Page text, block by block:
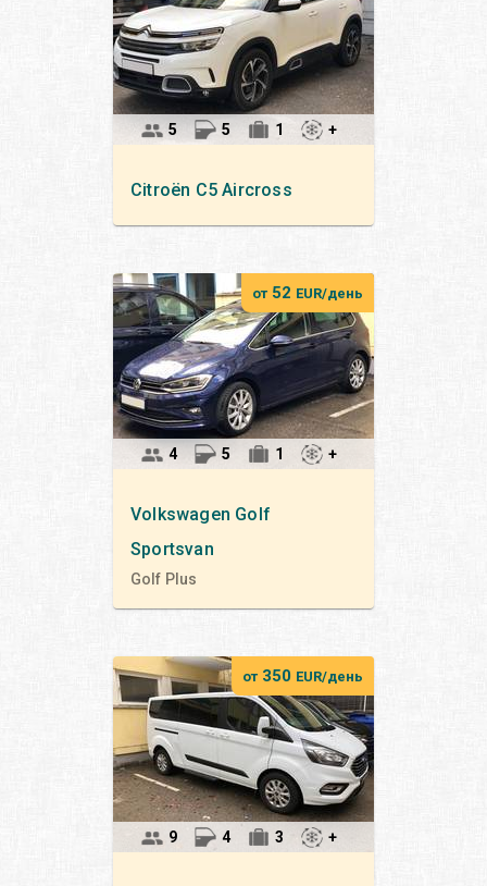
Citroën C5 Aircross
5 5 1 +
Volkswagen Golf
Sportsvan
Golf Plus
от 52 EUR/день
4 5 1 +
от 350 EUR/день
9 4 3 +